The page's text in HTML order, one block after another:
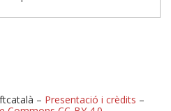
– Presentació i crèdits –